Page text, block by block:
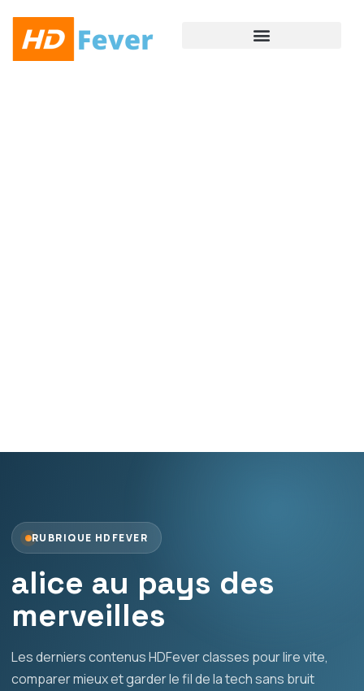
RUBRIQUE HDFEVER
alice au pays des
merveilles
Les derniers contenus HDFever classes pour lire vite,
comparer mieux et garder le fil de la tech sans bruit